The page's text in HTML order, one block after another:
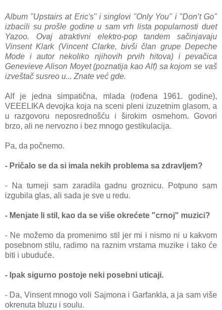
Album "Upstairs at Eric's" i singlovi "Only You" i "Don’t Go"
izbacili su prošle godine u sam vrh lista popularnosti duet
Yazoo. Ovaj atraktivni elektro-pop tandem sačinjavaju
Vinsent Klark (Vincent Clarke, bivši član grupe Depeche
Mode i autor nekoliko njihovih prvih hitova) i pevačica
Genevieve Alison Moyet (poznatija kao Alf) sa kojom se vaš
izveštač susreo u... Znate već gde.
Alf je jedna simpatična, mlada (rođena 1961. godine),
VEEELIKA devojka koja na sceni pleni izuzetnim glasom, a
u razgovoru neposrednošću i širokim osmehom. Govori
brzo, ali ne nervozno i bez mnogo gestikulacija.
Pa, da počnemo.
- Pričalo se da si imala nekih problema sa zdravljem?
- Na turneji sam zaradila gadnu groznicu. Potpuno sam
izgubila glas, ali sada je sve u redu.
- Menjate li stil, kao da se više okrećete "crnoj" muzici?
- Ne možemo da promenimo stil jer mi i nismo ni u kakvom
posebnom stilu, radimo na raznim vrstama muzike i tako će
biti i ubuduće.
- Ipak sigurno postoje neki posebni uticaji.
- Da, Vinsent mnogo voli Sajmona i Garfankla, a ja sam više
okrenuta bluzu i soulu.